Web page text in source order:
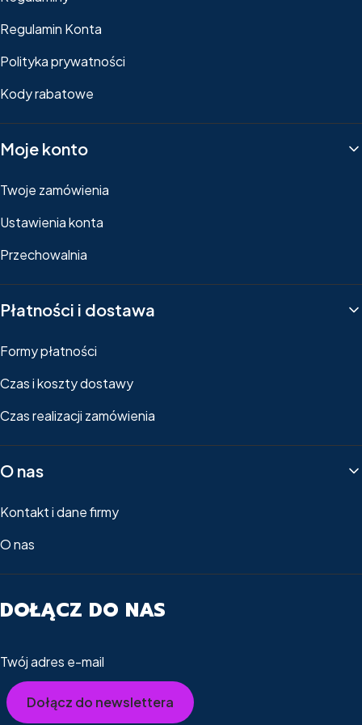
Regulamin Konta
Polityka prywatności
Kody rabatowe
Moje konto
Twoje zamówienia
Ustawienia konta
Przechowalnia
Płatności i dostawa
Formy płatności
Czas i koszty dostawy
Czas realizacji zamówienia
O nas
Kontakt i dane firmy
O nas
DOŁĄCZ DO NAS
Twój adres e-mail
Dołącz do newslettera